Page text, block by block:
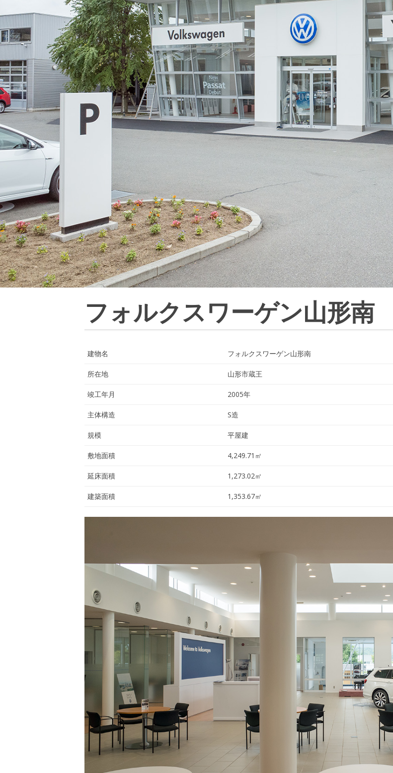
フォルクスワーゲン山形南
建物名 フォルクスワーゲン山形南
所在地 山形市蔵王
竣工年月 2005年
主体構造 S造
規模 平屋建
敷地面積 4,249.71㎡
延床面積 1,273.02㎡
建築面積 1,353.67㎡